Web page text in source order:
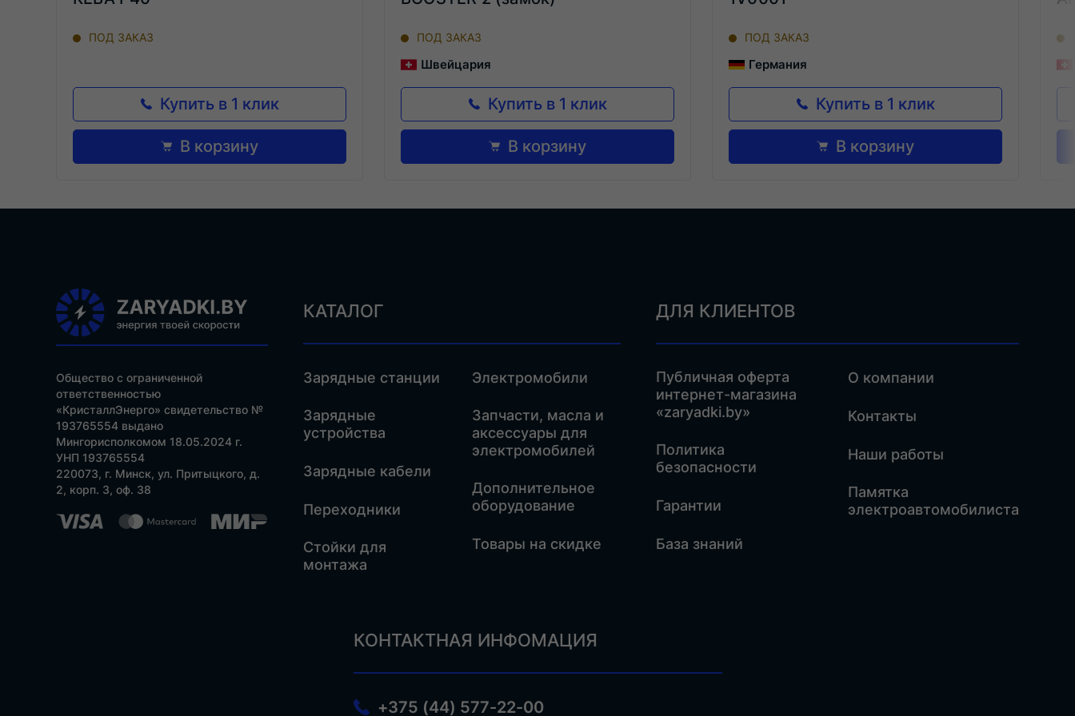
ПОД ЗАКАЗ
Купить в 1 клик
В корзину
ПОД ЗАКАЗ
Швейцария
Купить в 1 клик
В корзину
ПОД ЗАКАЗ
Германия
Купить в 1 клик
В корзину
Общество с ограниченной
ответственностью
«КристаллЭнерго» свидетельство №
193765554 выдано
Мингорисполкомом 18.05.2024 г.
УНП 193765554
220073, г. Минск, ул. Притыцкого, д.
2, корп. 3, оф. 38
КАТАЛОГ
Зарядные станции
Зарядные
устройства
Зарядные кабели
Переходники
Стойки для
монтажа
Электромобили
Запчасти, масла и
аксессуары для
электромобилей
Дополнительное
оборудование
Товары на скидке
ДЛЯ КЛИЕНТОВ
Публичная оферта
интернет-магазина
«zaryadki.by»
Политика
безопасности
Гарантии
База знаний
О компании
Контакты
Наши работы
Памятка
электроавтомобилиста
КОНТАКТНАЯ ИНФОМАЦИЯ
+375 (44) 577-22-00